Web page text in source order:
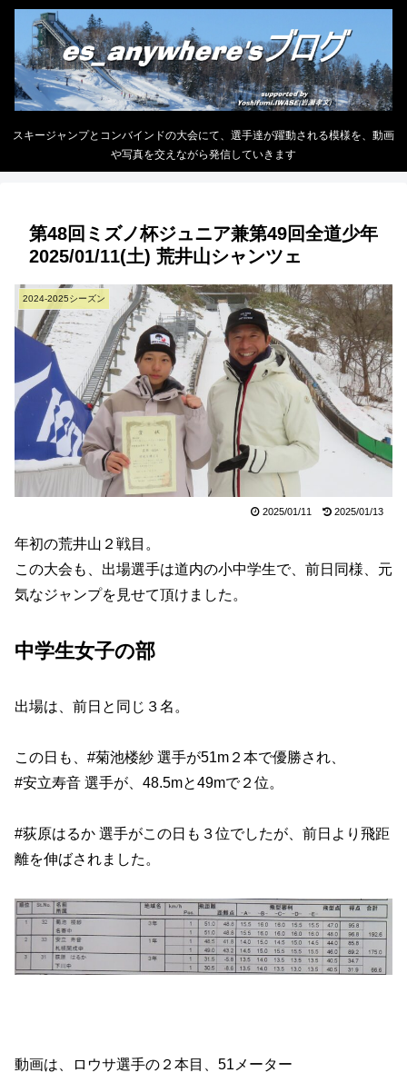
スキージャンプとコンバインドの大会にて、選手達が躍動される模様を、動画
や写真を交えながら発信していきます
第48回ミズノ杯ジュニア兼第49回全道少年
2025/01/11(土) 荒井山シャンツェ
2024-2025シーズン
2025/01/11 2025/01/13
年初の荒井山２戦目。
この大会も、出場選手は道内の小中学生で、前日同様、元
気なジャンプを見せて頂けました。
中学生女子の部
出場は、前日と同じ３名。
この日も、#菊池楼紗 選手が51m２本で優勝され、
#安立寿音 選手が、48.5mと49mで２位。
#荻原はるか 選手がこの日も３位でしたが、前日より飛距
離を伸ばされました。
動画は、ロウサ選手の２本目、51メーター